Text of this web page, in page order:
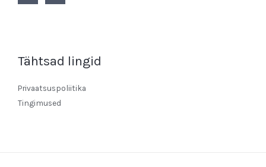
Tähtsad lingid
Privaatsuspoliitika
Tingimused